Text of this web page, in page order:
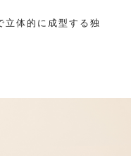
立体的に成型する独